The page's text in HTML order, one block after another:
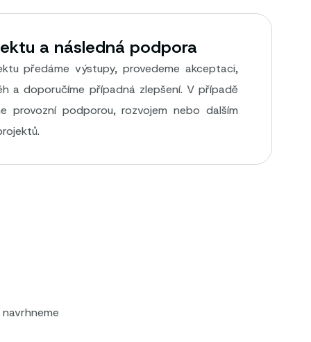
a následná podpora
předáme výstupy, provedeme akceptaci,
a doporučíme případná zlepšení. V případě
provozní podporou, rozvojem nebo dalším